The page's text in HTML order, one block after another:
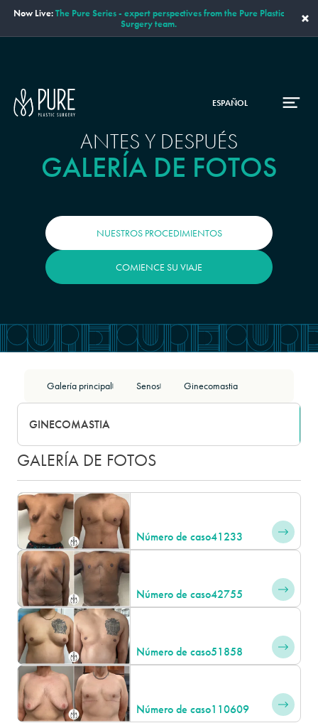
Now Live:The Pure Series - expert perspectives from the Pure Plastic
Surgery team.
×
ESPAÑOL
ANTES Y DESPUÉS
GALERÍA DE FOTOS
NUESTROS PROCEDIMIENTOS
COMIENCE SU VIAJE
Galería principal Senos Ginecomastia
GINECOMASTIA
GALERÍA DE FOTOS
Número de caso41233
Número de caso42755
Número de caso51858
Número de caso110609